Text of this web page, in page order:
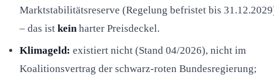
Marktstabilitätsreserve (Regelung befristet bis
– das ist keinharter Preisdeckel.
Klimageld: existiert nicht (Stand 04/2026), nicht im
Koalitionsvertrag der schwarz-roten Bundesregierung;